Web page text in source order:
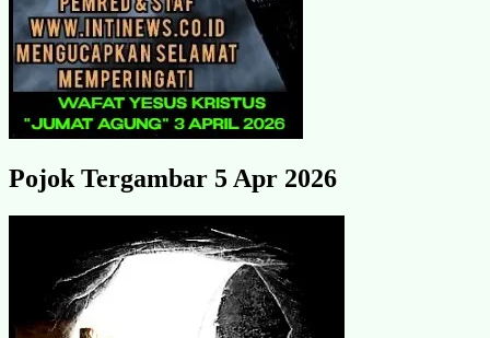
Pojok Tergambar 5 Apr 2026